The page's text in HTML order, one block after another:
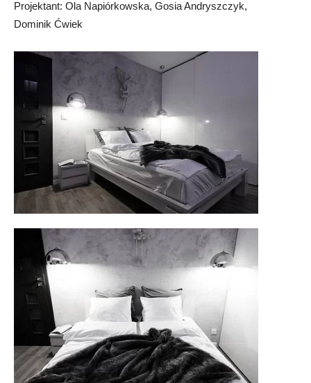
Projektant: Ola Napiórkowska, Gosia Andryszczyk,
Dominik Ćwiek